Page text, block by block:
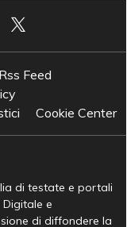
Rss Feed
Cookie Center
di testate e portali
e
di diffondere la